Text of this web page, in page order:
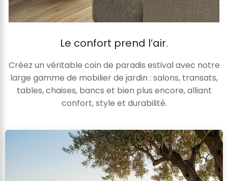
Le confort prend l’air.
Créez un véritable coin de paradis estival avec notre
large gamme de mobilier de jardin : salons, transats,
tables, chaises, bancs et bien plus encore, alliant
confort, style et durabilité.